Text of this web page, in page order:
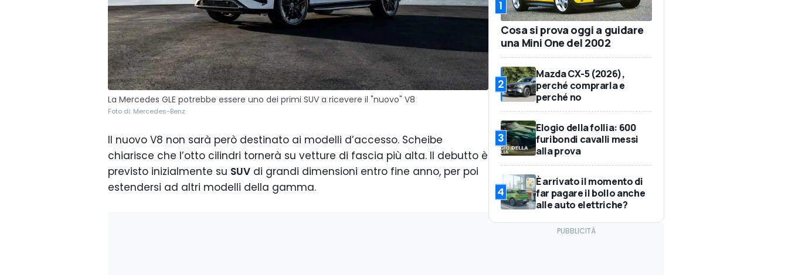
La Mercedes GLE potrebbe essere uno dei primi SUV a ricevere il "nuovo" V8
Foto di: Mercedes-Benz
Il nuovo V8 non sarà però destinato ai modelli d’accesso. Scheibe
chiarisce che l’otto cilindri tornerà su vetture di fascia più alta. Il debutto è
previsto inizialmente su SUV di grandi dimensioni entro fine anno, per poi
estendersi ad altri modelli della gamma.
1
Cosa si prova oggi a guidare
una Mini One del 2002
2
Mazda CX-5 (2026),
perché comprarla e
perché no
3
Elogio della follia: 600
furibondi cavalli messi
alla prova
4
È arrivato il momento di
far pagare il bollo anche
alle auto elettriche?